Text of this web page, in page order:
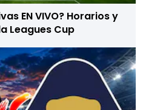
EN VIVO? Horarios y
Leagues Cup